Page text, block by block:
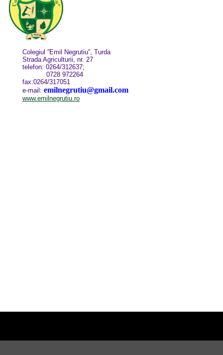
Colegiul ”Emil Negrutiu”, Turda
Strada Agriculturii, nr. 27
telefon: 0264/312637;
0728 972264
fax:0264/317051
e-mail: emilnegrutiu@gmail.com
www.emilnegrutiu.ro